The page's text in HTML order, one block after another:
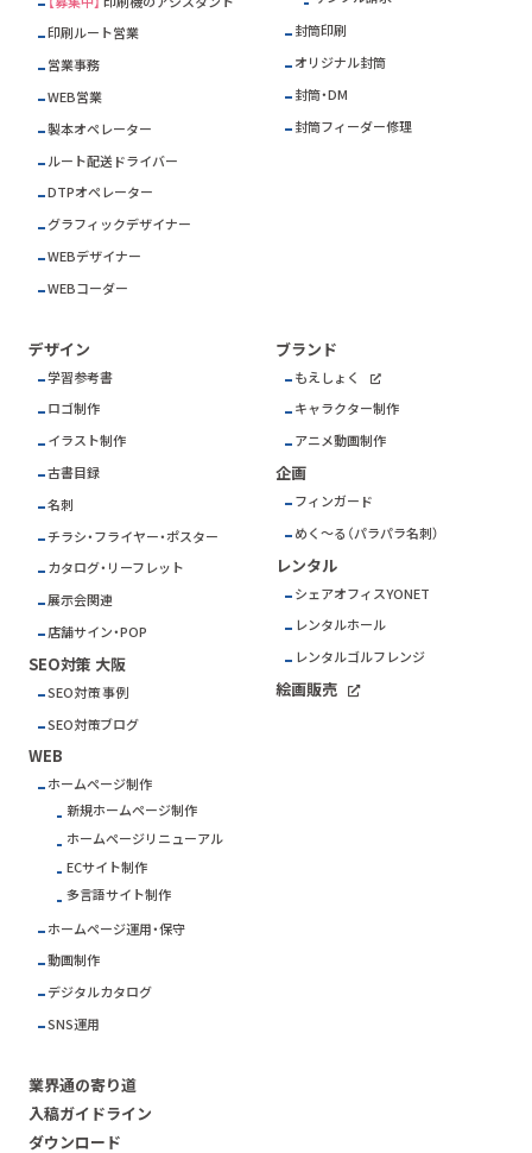
印刷ルート営業
営業事務
WEB営業
製本オペレーター
ルート配送ドライバー
DTPオペレーター
グラフィックデザイナー
WEBデザイナー
WEBコーダー
封筒印刷
オリジナル封筒
封筒・DM
封筒フィーダー修理
デザイン
学習参考書
ロゴ制作
イラスト制作
古書目録
名刺
チラシ・フライヤー・ポスター
カタログ・リーフレット
展示会関連
店舗サイン・POP
SEO対策 大阪
SEO対策 事例
SEO対策ブログ
WEB
ホームページ制作
新規ホームページ制作
ホームページリニューアル
ECサイト制作
多言語サイト制作
ホームページ運用・保守
動画制作
デジタルカタログ
SNS運用
ブランド
もえしょく
キャラクター制作
アニメ動画制作
企画
フィンガード
めく～る（パラパラ名刺）
レンタル
シェアオフィスYONET
レンタルホール
レンタルゴルフレンジ
絵画販売
業界通の寄り道
入稿ガイドライン
ダウンロード